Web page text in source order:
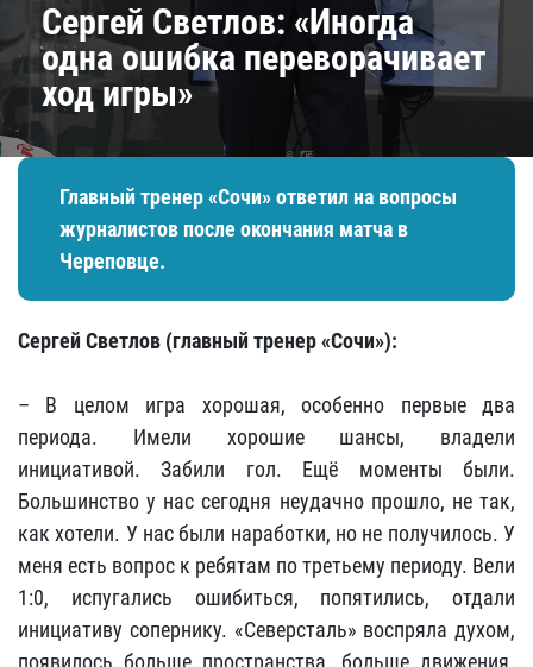
Сергей Светлов: «Иногда
одна ошибка переворачивает
ход игры»
Главный тренер «Сочи» ответил на вопросы
журналистов после окончания матча в
Череповце.
Сергей Светлов (главный тренер «Сочи»):
– В целом игра хорошая, особенно первые два
периода. Имели хорошие шансы, владели
инициативой. Забили гол. Ещё моменты были.
Большинство у нас сегодня неудачно прошло, не так,
как хотели. У нас были наработки, но не получилось. У
меня есть вопрос к ребятам по третьему периоду. Вели
1:0, испугались ошибиться, попятились, отдали
инициативу сопернику. «Северсталь» воспряла духом,
появилось больше пространства, больше движения.